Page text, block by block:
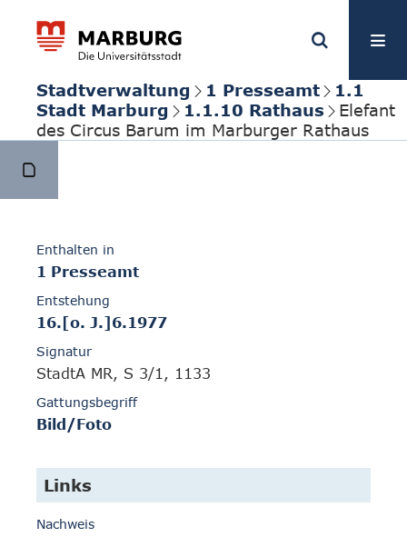
Stadtverwaltung 1 Presseamt
1.1
Stadt Marburg
1.1.10 Rathaus
Elefant
des Circus Barum im Marburger Rathaus
Enthalten in
1 Presseamt
Entstehung
16.[o. J.]6.1977
Signatur
StadtA MR, S 3/1, 1133
Gattungsbegriff
Bild/Foto
Links
Nachweis